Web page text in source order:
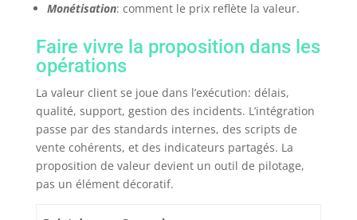
Monétisation: comment le prix reflète la valeur.
Faire vivre la proposition dans les
opérations
La valeur client se joue dans l’exécution: délais,
qualité, support, gestion des incidents. L’intégration
passe par des standards internes, des scripts de
vente cohérents, et des indicateurs partagés. La
proposition de valeur devient un outil de pilotage,
pas un élément décoratif.